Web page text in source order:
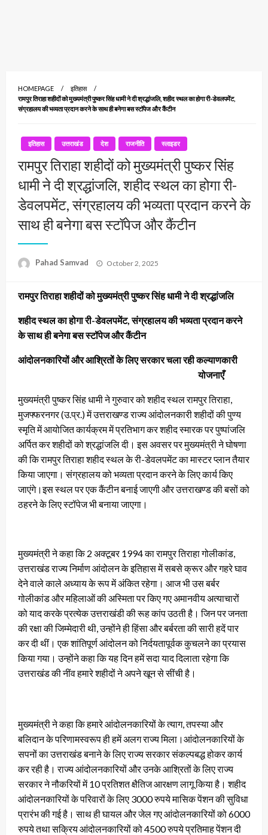
HOMEPAGE
इतिहास
रामपुर तिराहा शहीदों को मुख्यमंत्री पुष्कर सिंह धामी ने दी श्रद्धांजलि, शहीद स्थल का होगा री-डेवलपमेंट,
संग्रहालय की भव्यता प्रदान करने के साथ ही बनेगा बस स्टॉपेज और कैंटीन
इतिहास उत्तराखंड देश राजनीति स्लाइडर
रामपुर तिराहा शहीदों को मुख्यमंत्री पुष्कर सिंह
धामी ने दी श्रद्धांजलि, शहीद स्थल का होगा री-
डेवलपमेंट, संग्रहालय की भव्यता प्रदान करने के
साथ ही बनेगा बस स्टॉपेज और कैंटीन
Pahad Samvad
Posted
October 2, 2025
रामपुर तिराहा शहीदों को मुख्यमंत्री पुष्कर सिंह धामी ने दी श्रद्धांजलि
शहीद स्थल का होगा री-डेवलपमेंट, संग्रहालय की भव्यता प्रदान करने
के साथ ही बनेगा बस स्टॉपेज और कैंटीन
आंदोलनकारियों और आश्रितों के लिए सरकार चला रही कल्याणकारी
योजनाएँ
मुख्यमंत्री पुष्कर सिंह धामी ने गुरुवार को शहीद स्थल रामपुर तिराहा,
मुजफ्फरनगर (उ.प्र.) में उत्तराखण्ड राज्य आंदोलनकारी शहीदों की पुण्य
स्मृति में आयोजित कार्यक्रम में प्रतिभाग कर शहीद स्मारक पर पुष्पांजलि
अर्पित कर शहीदों को श्रद्धांजलि दी। इस अवसर पर मुख्यमंत्री ने घोषणा
की कि रामपुर तिराहा शहीद स्थल के री-डेवलपमेंट का मास्टर प्लान तैयार
किया जाएगा। संग्रहालय को भव्यता प्रदान करने के लिए कार्य किए
जाएंगे।इस स्थल पर एक कैंटीन बनाई जाएगी और उत्तराखण्ड की बसों को
ठहरने के लिए स्टॉपेज भी बनाया जाएगा।
मुख्यमंत्री ने कहा कि 2 अक्टूबर 1994 का रामपुर तिराहा गोलीकांड,
उत्तराखंड राज्य निर्माण आंदोलन के इतिहास में सबसे क्रूर और गहरे घाव
देने वाले काले अध्याय के रूप में अंकित रहेगा। आज भी उस बर्बर
गोलीकांड और महिलाओं की अस्मिता पर किए गए अमानवीय अत्याचारों
को याद करके प्रत्येक उत्तराखंडी की रूह कांप उठती है। जिन पर जनता
की रक्षा की जिम्मेदारी थी, उन्होंने ही हिंसा और बर्बरता की सारी हदें पार
कर दी थीं। एक शांतिपूर्ण आंदोलन को निर्दयतापूर्वक कुचलने का प्रयास
किया गया। उन्होंने कहा कि यह दिन हमें सदा याद दिलाता रहेगा कि
उत्तराखंड की नींव हमारे शहीदों ने अपने खून से सींची है।
मुख्यमंत्री ने कहा कि हमारे आंदोलनकारियों के त्याग, तपस्या और
बलिदान के परिणामस्वरूप ही हमें अलग राज्य मिला।आंदोलनकारियों के
सपनों का उत्तराखंड बनाने के लिए राज्य सरकार संकल्पबद्ध होकर कार्य
कर रही है। राज्य आंदोलनकारियों और उनके आश्रितों के लिए राज्य
सरकार ने नौकरियों में 10 प्रतिशत क्षैतिज आरक्षण लागू किया है। शहीद
आंदोलनकारियों के परिवारों के लिए 3000 रुपये मासिक पेंशन की सुविधा
प्रारंभ की गई है। साथ ही घायल और जेल गए आंदोलनकारियों को 6000
रुपये तथा सक्रिय आंदोलनकारियों को 4500 रुपये प्रतिमाह पेंशन दी